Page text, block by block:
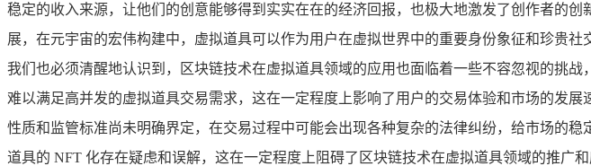
稳定的收入来源，让他们的创意能够得到实实在在的经济回报，也极大地激发了创作者的
展，在元宇宙的宏伟构建中，虚拟道具可以作为用户在虚拟世界中的重要身份象征和珍贵
我们也必须清醒地认识到，区块链技术在虚拟道具领域的应用也面临着一些不容忽视的挑
难以满足高并发的虚拟道具交易需求，这在一定程度上影响了用户的交易体验和市场的发
性质和监管标准尚未明确界定，在交易过程中可能会出现各种复杂的法律纠纷，给市场的
道具的 NFT 化存在疑虑和误解，这在一定程度上阻碍了区块链技术在虚拟道具领域的推